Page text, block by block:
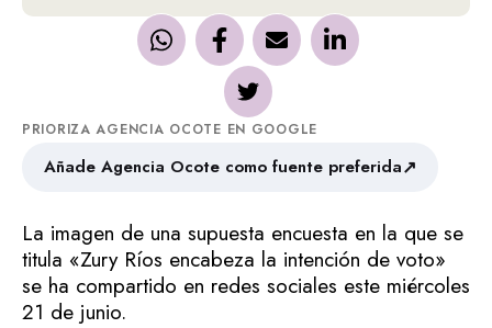
PRIORIZA AGENCIA OCOTE EN GOOGLE
Añade Agencia Ocote como fuente preferida↗
La imagen de una supuesta encuesta en la que se
titula «Zury Ríos encabeza la intención de voto»
se ha compartido en redes sociales este miércoles
21 de junio.